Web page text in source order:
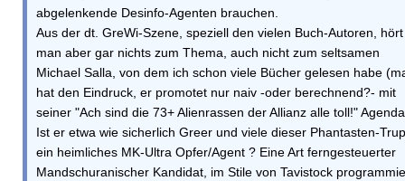
abgelenkende Desinfo-Agenten brauchen.
Aus der dt. GreWi-Szene, speziell den vielen Buch-Autoren, hört
man aber gar nichts zum Thema, auch nicht zum seltsamen
Michael Salla, von dem ich schon viele Bücher gelesen habe
hat den Eindruck, er promotet nur naiv -oder berechnend?- mit
seiner "Ach sind die 73+ Alienrassen der Allianz alle toll!"
Ist er etwa wie sicherlich Greer und viele dieser Phantasten-
ein heimliches MK-Ultra Opfer/Agent ? Eine Art ferngesteuerter
Mandschuranischer Kandidat, im Stile von Tavistock